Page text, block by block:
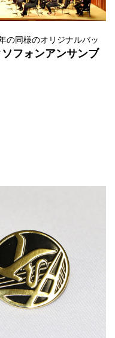
の同様のオリジナルバッ
ソフォンアンサンブ